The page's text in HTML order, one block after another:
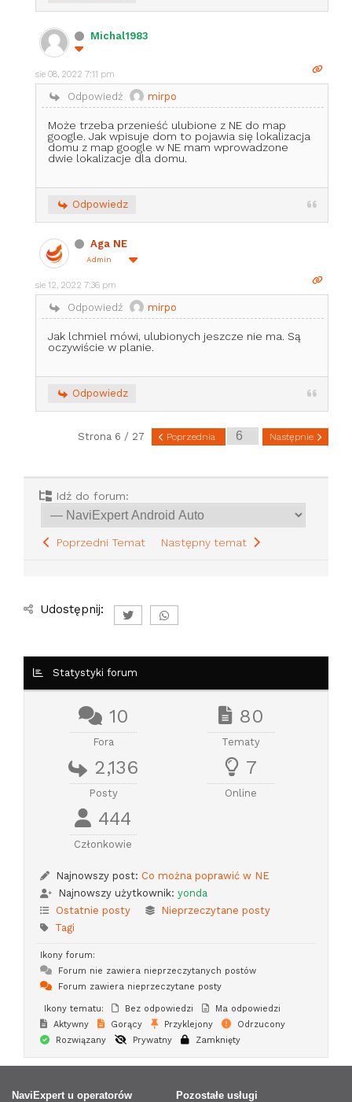
Michal1983
sie 08, 2022 7:11 pm
Odpowiedź mirpo
Może trzeba przenieść ulubione z NE do map
google. Jak wpisuje dom to pojawia się lokalizacja
domu z map google w NE mam wprowadzone
dwie lokalizacje dla domu.
Odpowiedz
Aga NE
Admin
sie 12, 2022 7:36 pm
Odpowiedź mirpo
Jak lchmiel mówi, ulubionych jeszcze nie ma. Są
oczywiście w planie.
Odpowiedz
Strona 6 / 27 Poprzednia Następnie
Idź do forum:
Poprzedni Temat Następny temat
Udostępnij:
Statystyki forum
10
Fora
80
Tematy
2,136
Posty
7
Online
444
Członkowie
Najnowszy post: Co można poprawić w NE
Najnowszy użytkownik: yonda
Ostatnie posty
Nieprzeczytane posty
Tagi
Ikony forum:
Forum nie zawiera nieprzeczytanych postów
Forum zawiera nieprzeczytane posty
Ikony tematu: Bez odpowiedzi
Ma odpowiedzi
Aktywny
Gorący Przyklejony
Odrzucony
Rozwiązany
Prywatny Zamknięty
NaviExpert u operatorów Pozostałe usługi